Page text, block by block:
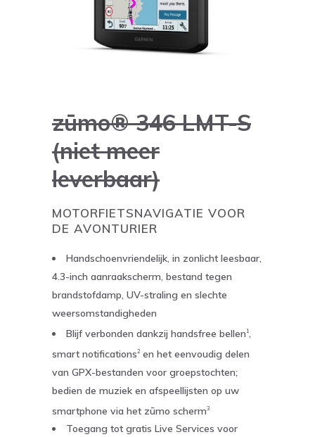
zūmo® 346 LMT-S
(niet meer
leverbaar)
MOTORFIETSNAVIGATIE VOOR
DE AVONTURIER
Handschoenvriendelijk, in zonlicht leesbaar,
4.3-inch aanraakscherm, bestand tegen
brandstofdamp, UV-straling en slechte
weersomstandigheden
Blijf verbonden dankzij handsfree bellen 1,
smart notifications2 en het eenvoudig delen
van GPX-bestanden voor groepstochten;
bedien de muziek en afspeellijsten op uw
smartphone via het zūmo scherm3
Toegang tot gratis Live Services voor